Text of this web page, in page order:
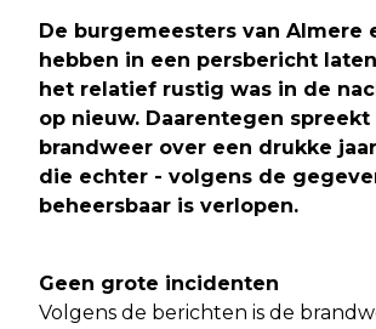
De burgemeesters van Almere
hebben in een persbericht
het relatief rustig was in de
op nieuw. Daarentegen spreekt
brandweer over een drukke
die echter - volgens de
beheersbaar is verlopen.
Geen grote incidenten
Volgens de berichten is de